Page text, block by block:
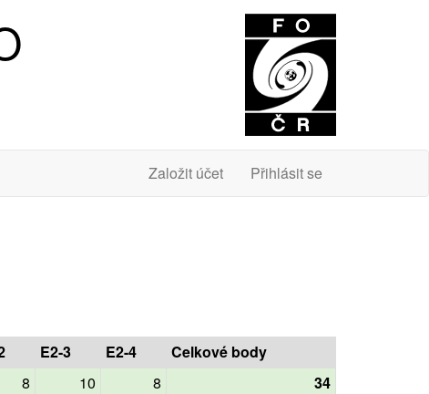
Založit účet Přihlásit se
E2-3 E2-4
Celkové body
8 10 8
34